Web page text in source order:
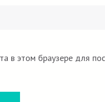
в этом браузере для